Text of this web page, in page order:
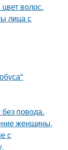
волос.
лица с
повода.
женщины,
с